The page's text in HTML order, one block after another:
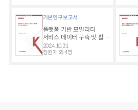
기본연구보고서
플랫폼 기반 모빌리티
서비스 데이터 구축 및 활용
방안
2024.10.31
장원재 외 4명